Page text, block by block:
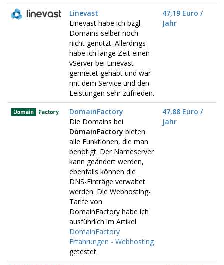
Linevast
Linevast habe ich bzgl.
Domains selber noch
nicht genutzt. Allerdings
habe ich lange Zeit einen
vServer bei Linevast
gemietet gehabt und war
mit dem Service und den
Leistungen sehr zufrieden.
47,19 Euro /
Jahr
DomainFactory
Die Domains bei
DomainFactory bieten
alle Funktionen, die man
benötigt. Der Nameserver
kann geändert werden,
ebenfalls können die
DNS-Einträge verwaltet
werden. Die Webhosting-
Tarife von
DomainFactory habe ich
ausführlich im Artikel
DomainFactory
Erfahrungen - Webhosting
getestet.
47,88 Euro /
Jahr